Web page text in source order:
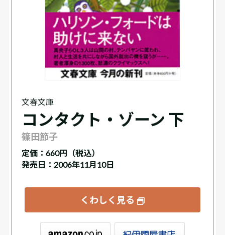
文春文庫
コンタクト・ゾーン 下
篠田節子
定価： 660円（税込）
発売日：2006年11月10日
くわしく見る